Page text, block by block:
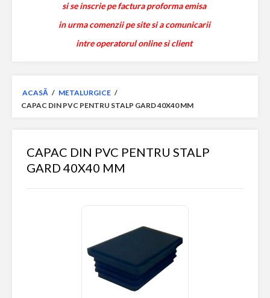
si se inscrie pe factura proforma emisa
in urma comenzii pe site si a comunicarii
intre operatorul online si client
ACASĂ / METALURGICE /
CAPAC DIN PVC PENTRU STALP GARD 40X40 MM
CAPAC DIN PVC PENTRU STALP
GARD 40X40 MM